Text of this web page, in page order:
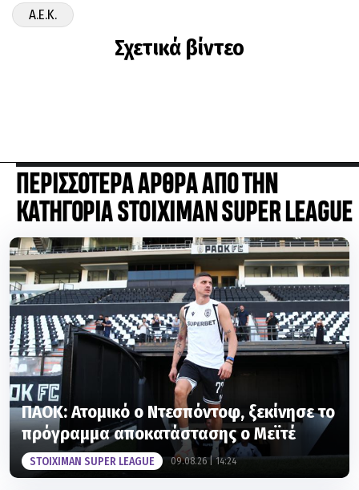
A.E.K.
Σχετικά βίντεο
ΚΑΤΗΓΟΡΙΑ STOIXIMAN SUPER LEAGUE
ΠΑΟΚ: Ατομικό ο Ντεσπόντοφ, ξεκίνησε το
πρόγραμμα αποκατάστασης ο Μεϊτέ
STOIXIMAN SUPER LEAGUE 09.08.26 | 14:24